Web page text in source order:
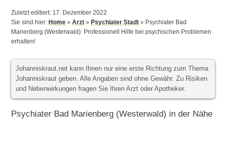
Zuletzt editiert: 17. Dezember 2022
Sie sind hier:Home »Arzt »Psychiater Stadt » Psychiater Bad
Marienberg (Westerwald): Professionell Hilfe bei psychischen Problemen
erhalten!
Johanniskraut.net kann Ihnen nur eine erste Richtung zum Thema
Johanniskraut geben. Alle Angaben sind ohne Gewähr. Zu Risiken
und Nebenwirkungen fragen Sie Ihren Arzt oder Apotheker.
Psychiater Bad Marienberg (Westerwald) in der Nähe